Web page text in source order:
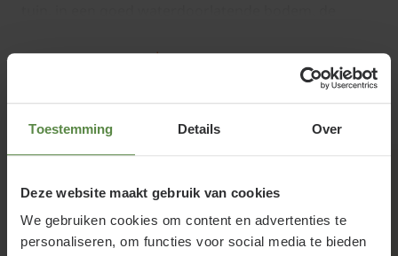
Toestemming Details Over
Deze website maakt gebruik van cookies
We gebruiken cookies om content en advertenties te
personaliseren, om functies voor social media te bieden
deze soort dat deze minder gevoelig is voor wolluis.
onderhouden
Snoeien van de Pinus peuce is eigenlijk niet nodig.
Eventueel dubbele koppen of harttakken mogen
worden verwijderd in de maanden juni tot
Lees meer
Gerelateerde producten